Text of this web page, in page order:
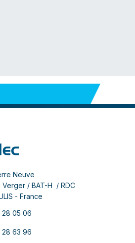
Neuve
Verger / BAT-H / RDC
- France
28 05 06
28 63 96